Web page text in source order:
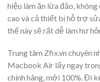
hiệu làm ăn lừa đảo,
cao và cả thiết bị hỗ trợ
thế này sẽ rất dễ làm hư
Trung tâm Zfix.vn chuyên
Macbook Air lấy ngay
chính hãng, mới 100%. Đi